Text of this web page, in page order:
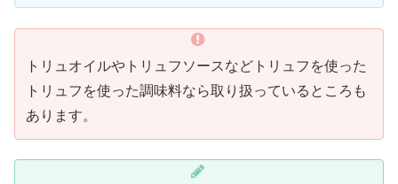
トリュオイルやトリュフソースなどトリュフを使った
トリュフを使った調味料なら取り扱っているところも
あります。